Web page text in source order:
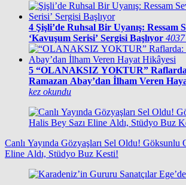
4 Şişli’de Ruhsal Bir Uyanış: Ressam
‘Kavuşum Serisi’ Sergisi Başlıyor
5 “OLANAKSIZ YOKTUR”
Ramazan Abay’dan İlham Veren
kez okundu
Canlı Yayında Gözyaşları Sel Oldu! Göksunlu
Eline Aldı, Stüdyo Buz Kesti!